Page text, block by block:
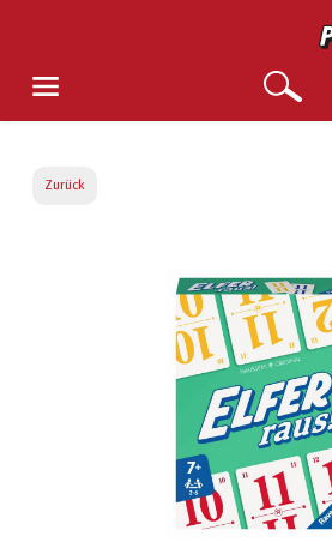
Zurück
Bildergalerie überspringen